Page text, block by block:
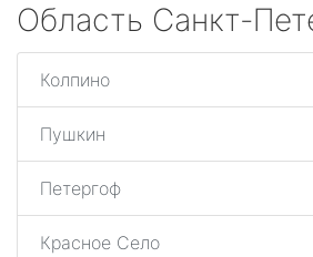
Область Санкт-
Колпино
Пушкин
Петергоф
Красное Село